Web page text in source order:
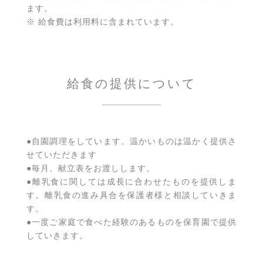
ます。
※ 給食費は利用料に含まれています。
給食の提供について
●自園調理をしています。温かいものは温かく提供さ
せていただきます
●毎月、献立表をお渡しします。
●離乳食に関しては成長に合わせたものを提供しま
す。離乳食の進み具合を保護者様と相談していきま
す。
●一度ご家庭で食べた経験のあるものを保育園で提供
していきます。